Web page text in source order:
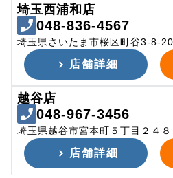
埼玉西浦和店
048-836-4567
埼玉県さいたま市桜区町谷3-8-20
店舗詳細
越谷店
048-967-3456
埼玉県越谷市宮本町５丁目２４８
店舗詳細